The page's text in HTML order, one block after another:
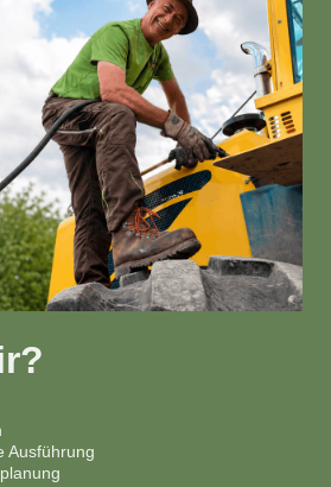
Ausführung